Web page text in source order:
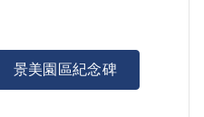
景美園區紀念碑